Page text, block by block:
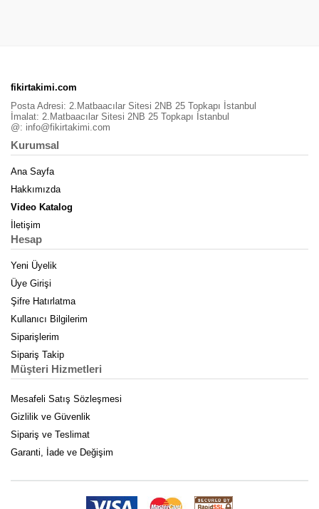
fikirtakimi.com
Posta Adresi: 2.Matbaacılar Sitesi 2NB 25 Topkapı İstanbul
İmalat: 2.Matbaacılar Sitesi 2NB 25 Topkapı İstanbul
@: info@fikirtakimi.com
Kurumsal
Ana Sayfa
Hakkımızda
Video Katalog
İletişim
Hesap
Yeni Üyelik
Üye Girişi
Şifre Hatırlatma
Kullanıcı Bilgilerim
Siparişlerim
Sipariş Takip
Müşteri Hizmetleri
Mesafeli Satış Sözleşmesi
Gizlilik ve Güvenlik
Sipariş ve Teslimat
Garanti, İade ve Değişim